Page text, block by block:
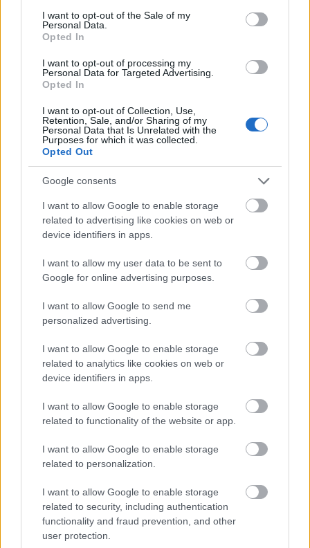
consent section.
I want to opt-out of the Sale of my
Personal Data.
Opted In
I want to opt-out of processing my
Personal Data for Targeted Advertising.
Opted In
I want to opt-out of Collection, Use,
Retention, Sale, and/or Sharing of my
Personal Data that Is Unrelated with the
Purposes for which it was collected.
Opted Out
Google consents
I want to allow Google to enable storage
related to advertising like cookies on web or
device identifiers in apps.
I want to allow my user data to be sent to
Google for online advertising purposes.
I want to allow Google to send me
personalized advertising.
I want to allow Google to enable storage
related to analytics like cookies on web or
device identifiers in apps.
I want to allow Google to enable storage
related to functionality of the website or app.
I want to allow Google to enable storage
related to personalization.
I want to allow Google to enable storage
related to security, including authentication
functionality and fraud prevention, and other
user protection.
KULTÚRA
Divat a roma
WOMEN OF THE YEAR 2015
A 2012-es év hősnői, a Romani
történtek a Women of the Year gála
óta
DIVAT